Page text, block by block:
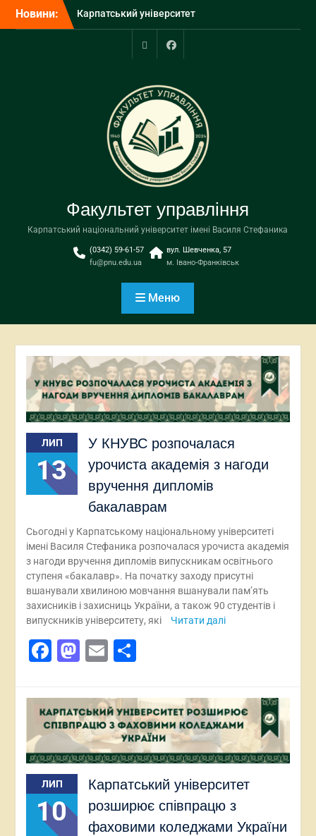
Новини:
КНУВС посів 6 місце у
Консолідованому
рейтингу закладів вищої
освіти України 2026 року
урочиста академія з
нагоди вручення
дипломів бакалаврам
Портал facebook
Факультет управління
Карпатський національний університет імені Василя Стефаника
(0342) 59-61-57
fu@pnu.edu.ua
вул. Шевченка, 57
м. Івано-Франківськ
Меню
ЛИП
13
У КНУВС розпочалася
урочиста академія з нагоди
вручення дипломів
бакалаврам
Сьогодні у Карпатському національному університеті
імені Василя Стефаника розпочалася урочиста академія
з нагоди вручення дипломів випускникам освітнього
ступеня «бакалавр». На початку заходу присутні
вшанували хвилиною мовчання вшанували пам’ять
захисників і захисниць України, а також 90 студентів і
випускників університету, які
Читати далі
Facebook
Mastodon
EmailПоділитися
ЛИП
10
Карпатський університет
розширює співпрацю з
фаховими коледжами України